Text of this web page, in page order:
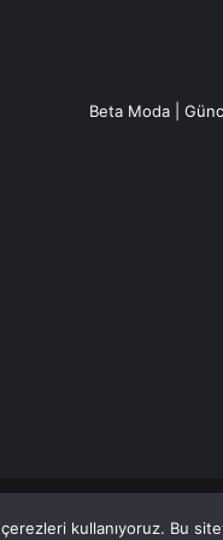
Beta Moda |
kullanıyoruz. Bu